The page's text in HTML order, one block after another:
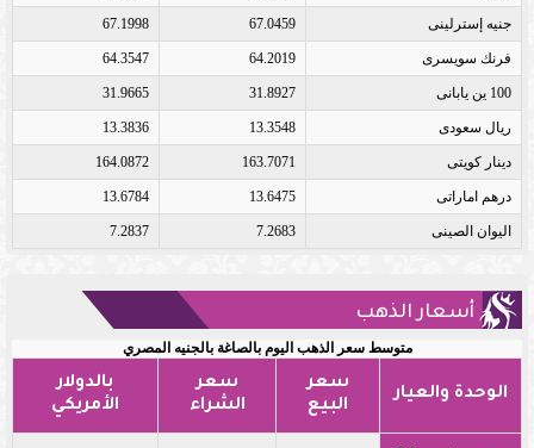
جنيه إسترلينى 67.0459
67.1998
فرنك سويسرى 64.2019
64.3547
100 ين يابانى 31.8927
31.9665
ريال سعودى 13.3548
13.3836
دينار كويتى 163.7071
164.0872
درهم اماراتى 13.6475
13.6784
اليوان الصينى 7.2683
7.2837
أسعار الذهب
متوسط سعر الذهب اليوم بالصاغة بالجنيه المصري
الوحدة والعيار
سعر
البيع
سعر
الشراء
بالدولار
الأمريكي